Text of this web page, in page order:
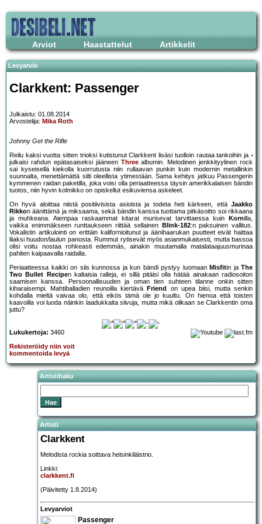
Arviot Haastattelut Artikkelit
Levyarvio
Clarkkent: Passenger
Julkaistu: 01.08.2014
Arvostelija: Mika Roth
Johnny Get the Rifle
Reilu kaksi vuotta sitten trioksi kutistunut Clarkkent lisäsi tuolloin rautaa tankoihin ja
julkaisi rahdun epätasaiseksi jääneen Threealbumin. Melodinen jenkkityylinen rock
sai kyseisellä kiekolla kuorrutusta niin rullaavan punkin kuin modernin metallinkin
suunnalta, menettämättä silti oleellista ytimestään. Sama kehitys jatkuu Passengerin
kymmenen raidan paketilla, joka voisi olla periaatteessa täysin amerikkalaisen bändin
tuotos, niin hyvin kolmikko on opiskellut esikuviensa askeleet.
On hyvä aloittaa niistä positiivisista asioista ja todeta heti kärkeen, että Jaakko
Rikkon äänittämä ja miksaama, sekä bändin kanssa tuottama pitkäsoitto soi rikkaana
ja muhkeana. Aiempaa raskaammat kitarat murisevat tarvittaessa kuin
Kornilla,
vaikka enimmäkseen runttaukseen riittää sellainen
Blink-182:n paksuinen vallitus.
Vokalistin artikulointi on erittäin kalifornioitunut ja äänihaarukan puutteet eivät haittaa
liiaksi huudon/laulun panosta. Rummut rytisevät myös asianmukaisesti, mutta bassoa
olisi voitu nostaa rohkeasti edemmäs, ainakin muutamalla matalataajuusmurinaa
pahiten kaipaavalla raidalla.
Periaatteessa kaikki on siis kunnossa ja kun bändi pystyy luomaan Misfitin ja The
Two Bullet Recipen kaltaisia ralleja, ei sillä pitäisi olla hätää ainakaan radiosoiton
saamisen kanssa. Persoonallisuuden ja oman tien suhteen tilanne onkin sitten
kiharaisempi. Mahtiballadien reunoilla kiertävä
Friend
on upea biisi, mutta senkin
kohdalla mieltä vaivaa olo, että eikös tämä ole jo kuultu. On hienoa että toisten
kaavoilla voi luoda näinkin laadukkaita siivuja, mutta mikä olikaan se Clarkkentin oma
juttu?
Lukukertoja: 3460
Rekisteröidy niin voit
kommentoida levyä
Artistihaku
Artisti
Clarkkent
Melodista rockia soittava helsinkiläistrio.
Linkki:
clarkkent.fi
(Päivitetty 1.8.2014)
Levyarviot
Passenger